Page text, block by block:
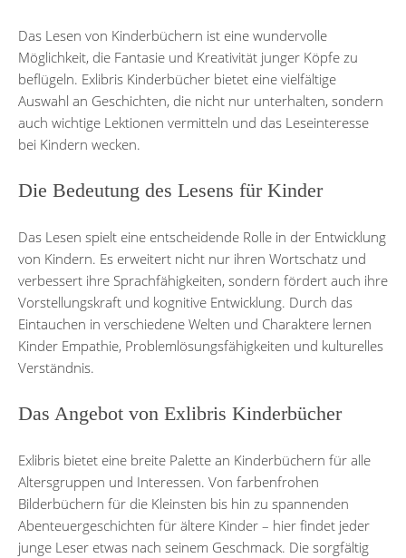
Das Lesen von Kinderbüchern ist eine wundervolle
Möglichkeit, die Fantasie und Kreativität junger Köpfe zu
beflügeln. Exlibris Kinderbücher bietet eine vielfältige
Auswahl an Geschichten, die nicht nur unterhalten, sondern
auch wichtige Lektionen vermitteln und das Leseinteresse
bei Kindern wecken.
Die Bedeutung des Lesens für Kinder
Das Lesen spielt eine entscheidende Rolle in der Entwicklung
von Kindern. Es erweitert nicht nur ihren Wortschatz und
verbessert ihre Sprachfähigkeiten, sondern fördert auch ihre
Vorstellungskraft und kognitive Entwicklung. Durch das
Eintauchen in verschiedene Welten und Charaktere lernen
Kinder Empathie, Problemlösungsfähigkeiten und kulturelles
Verständnis.
Das Angebot von Exlibris Kinderbücher
Exlibris bietet eine breite Palette an Kinderbüchern für alle
Altersgruppen und Interessen. Von farbenfrohen
Bilderbüchern für die Kleinsten bis hin zu spannenden
Abenteuergeschichten für ältere Kinder – hier findet jeder
junge Leser etwas nach seinem Geschmack. Die sorgfältig